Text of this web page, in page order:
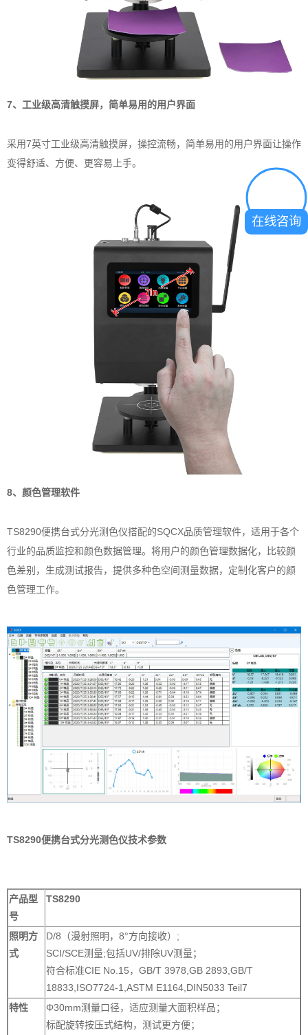
7、工业级高清触摸屏，简单易用的用户界面
采用7英寸工业级高清触摸屏，操控流畅，简单易用的用户界面让操作
变得舒适、方便、更容易上手。
8、颜色管理软件
TS8290便携台式分光测色仪搭配的SQCX品质管理软件，适用于各个
行业的品质监控和颜色数据管理。将用户的颜色管理数据化，比较颜
色差别，生成测试报告，提供多种色空间测量数据，定制化客户的颜
色管理工作。
TS8290便携台式分光测色仪技术参数
产品型
号
TS8290
照明方
式
D/8（漫射照明，8°方向接收）;
SCI/SCE测量;包括UV/排除UV测量；
符合标准CIE No.15，GB/T 3978,GB 2893,GB/T
18833,ISO7724-1,ASTM E1164,DIN5033 Teil7
特性
Φ30mm测量口径，适应测量大面积样品；
标配旋转按压式结构，测试更方便；
在线咨询